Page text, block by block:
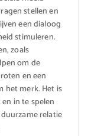
stellen en
een dialoog
stimuleren.
zoals
om de
en een
het merk. Het is
in te spelen
relatie